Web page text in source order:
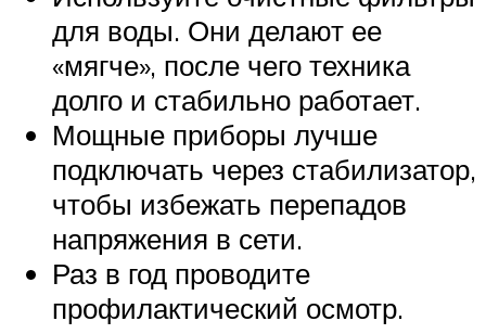
для воды. Они делают ее
«мягче», после чего техника
долго и стабильно работает.
Мощные приборы лучше
подключать через стабилизатор,
чтобы избежать перепадов
напряжения в сети.
Раз в год проводите
профилактический осмотр.